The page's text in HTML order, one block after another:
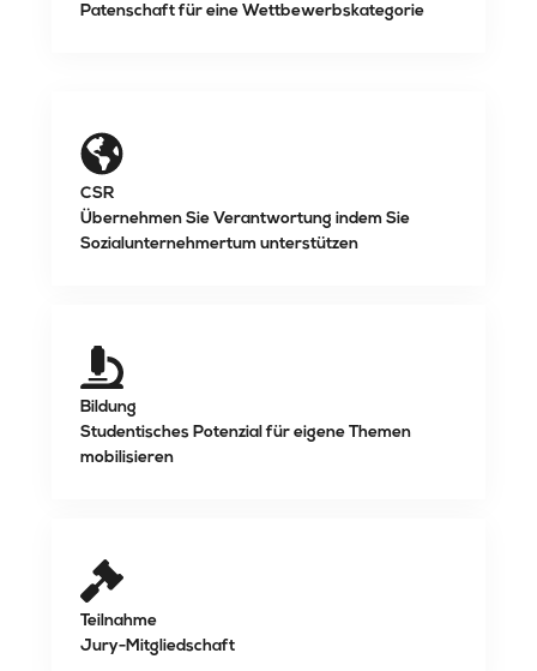
Patenschaft für eine Wettbewerbskategorie
CSR
Übernehmen Sie Verantwortung indem Sie
Sozialunternehmertum unterstützen
Bildung
Studentisches Potenzial für eigene Themen
mobilisieren
Teilnahme
Jury-Mitgliedschaft